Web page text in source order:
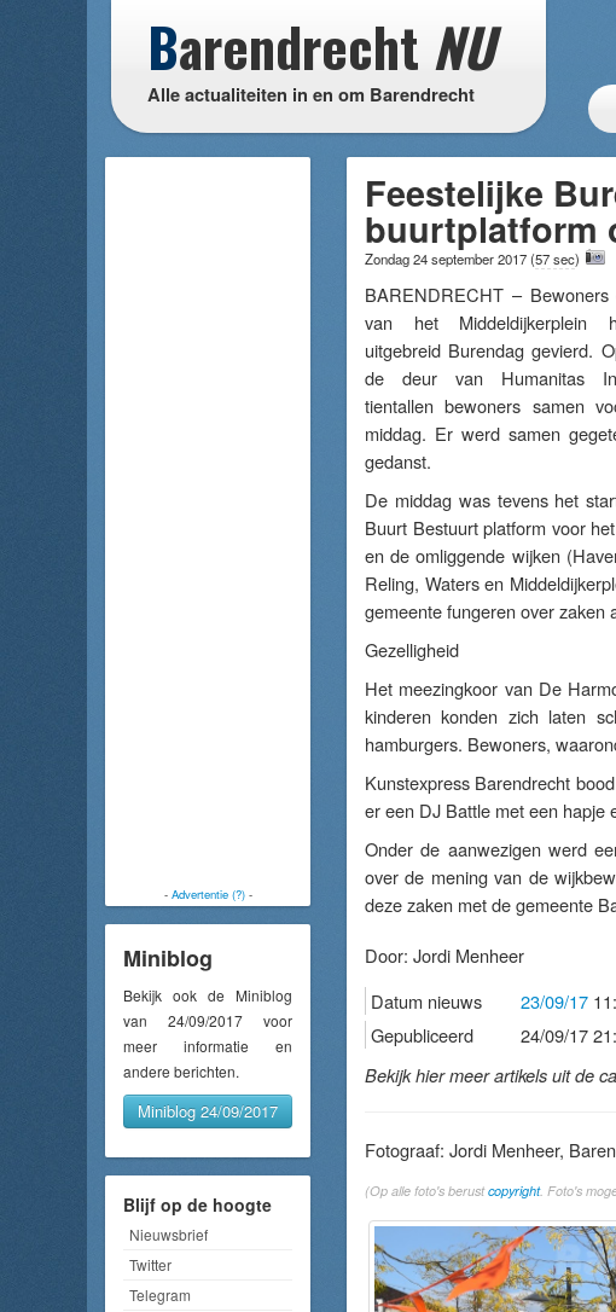
Barendrecht NU
Alle actualiteiten in en om Barendrecht
- Advertentie (?)-
Miniblog
Bekijk ook de Miniblog
van 24/09/2017 voor
meer informatie en
andere berichten.
Miniblog 24/09/2017
Blijf op de hoogte
Nieuwsbrief
Twitter
Telegram
Feestelijke
buurtplatform
Zondag 24 september 2017(57 sec)
BARENDRECHT – Bewoners
van het Middeldijkerplein
uitgebreid Burendag gevierd.
de deur van Humanitas
tientallen bewoners samen
middag. Er werd samen
gedanst.
De middag was tevens het
Buurt Bestuurt platform voor
en de omliggende wijken
Reling, Waters en
gemeente fungeren over zaken
Gezelligheid
Het meezingkoor van De
kinderen konden zich laten
hamburgers. Bewoners,
Kunstexpress Barendrecht
er een DJ Battle met een hapje
Onder de aanwezigen werd
over de mening van de
deze zaken met de gemeente
Door: Jordi Menheer
Datum nieuws
23/09/17
Gepubliceerd
24/09/17
Bekijk hier meer artikels uit de
Fotograaf: Jordi Menheer,
(Op alle foto's berustcopyright. Foto's